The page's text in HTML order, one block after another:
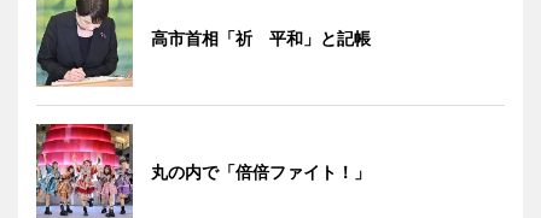
高市首相「祈 平和」と記帳
丸の内で「倍倍ファイト！」